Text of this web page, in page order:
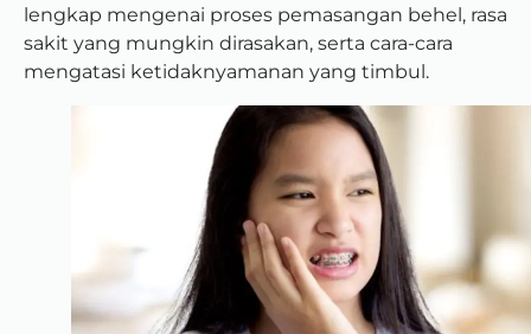
lengkap mengenai proses pemasangan behel, rasa
sakit yang mungkin dirasakan, serta cara-cara
mengatasi ketidaknyamanan yang timbul.